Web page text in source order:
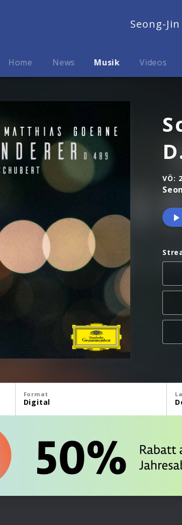
Seong-
Home News Musik Videos
VÖ:
Format
Digital